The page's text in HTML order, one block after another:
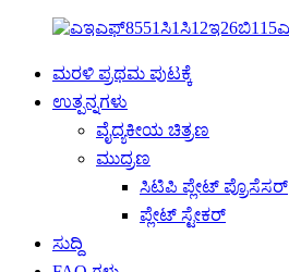
ಮರಳಿ ಪ್ರಥಮ ಪುಟಕ್ಕೆ
ಉತ್ಪನ್ನಗಳು
ವೈದ್ಯಕೀಯ ಚಿತ್ರಣ
ಮುದ್ರಣ
ಸಿಟಿಪಿ ಪ್ಲೇಟ್ ಪ್ರೊಸೆಸರ್
ಪ್ಲೇಟ್ ಸ್ಟೇಕರ್
ಸುದ್ದಿ